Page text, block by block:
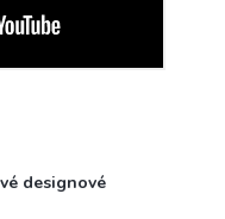
designové